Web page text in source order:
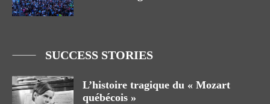
SUCCESS STORIES
L’histoire tragique du « Mozart
québécois »